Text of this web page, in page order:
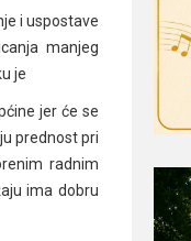
i uspostave
manjeg
je
jer će se
prednost pri
radnim
ima dobru